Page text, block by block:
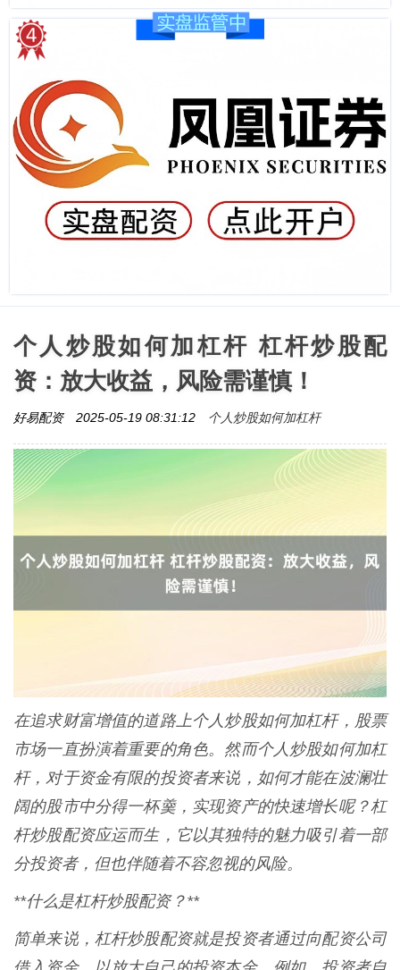
个人炒股如何加杠杆 杠杆炒股配
资：放大收益，风险需谨慎！
好易配资 2025-05-19 08:31:12 个人炒股如何加杠杆
在追求财富增值的道路上个人炒股如何加杠杆，股票
市场一直扮演着重要的角色。然而个人炒股如何加杠
杆，对于资金有限的投资者来说，如何才能在波澜壮
阔的股市中分得一杯羹，实现资产的快速增长呢？杠
杆炒股配资应运而生，它以其独特的魅力吸引着一部
分投资者，但也伴随着不容忽视的风险。
**什么是杠杆炒股配资？**
简单来说，杠杆炒股配资就是投资者通过向配资公司